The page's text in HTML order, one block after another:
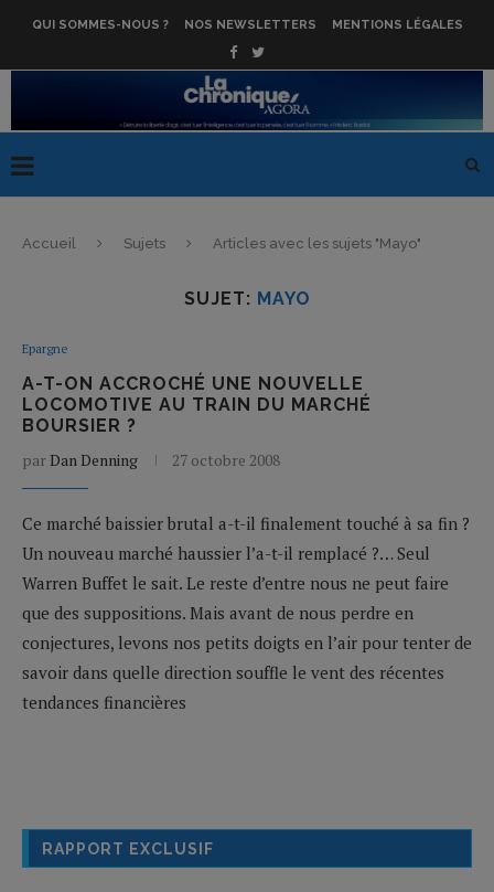
QUI SOMMES-NOUS ? NOS NEWSLETTERS MENTIONS LÉGALES
Accueil Sujets Articles avec les sujets "Mayo"
SUJET: MAYO
Epargne
A-T-ON ACCROCHÉ UNE NOUVELLE
LOCOMOTIVE AU TRAIN DU MARCHÉ
BOURSIER ?
parDan Denning 27 octobre 2008
Ce marché baissier brutal a-t-il finalement touché à sa fin ?
Un nouveau marché haussier l’a-t-il remplacé ?… Seul
Warren Buffet le sait. Le reste d’entre nous ne peut faire
que des suppositions. Mais avant de nous perdre en
conjectures, levons nos petits doigts en l’air pour tenter de
savoir dans quelle direction souffle le vent des récentes
tendances financières
RAPPORT EXCLUSIF